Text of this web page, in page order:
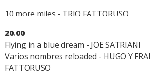
10 more miles - TRIO FATTORUSO
20.00
Flying in a blue dream - JOE SATRIANI
Varios nombres reloaded - HUGO Y
FATTORUSO